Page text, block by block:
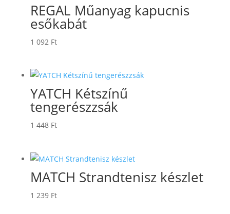
REGAL Műanyag kapucnis
esőkabát
1 092 Ft
YATCH Kétszínű
tengerészzsák
1 448 Ft
MATCH Strandtenisz készlet
1 239 Ft